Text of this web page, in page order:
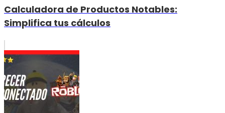
Calculadora de Productos Notables:
Simplifica tus cálculos